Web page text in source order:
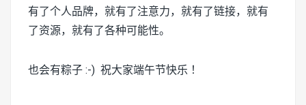
有了个人品牌，就有了注意力，就有了链接，就有
了资源，就有了各种可能性。
也会有粽子 :-) 祝大家端午节快乐 ！